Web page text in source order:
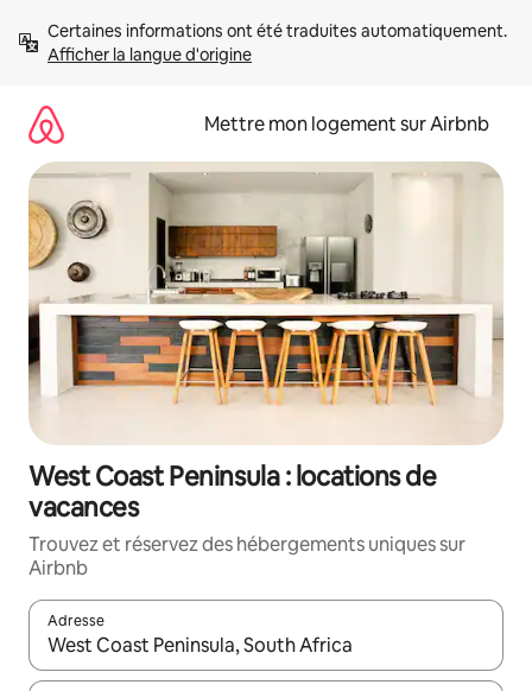
directement
Afficher la langue d'origine
Mettre mon logement sur Airbnb
West Coast Peninsula : locations de
vacances
Trouvez et réservez des hébergements uniques sur
Airbnb
Adresse
Lorsque les résultats s'affichent, utilisez les flèches vers le